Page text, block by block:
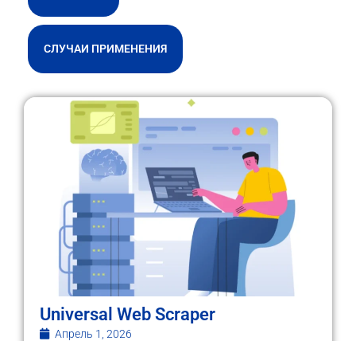
СЛУЧАИ ПРИМЕНЕНИЯ
Universal Web Scraper
Апрель 1, 2026